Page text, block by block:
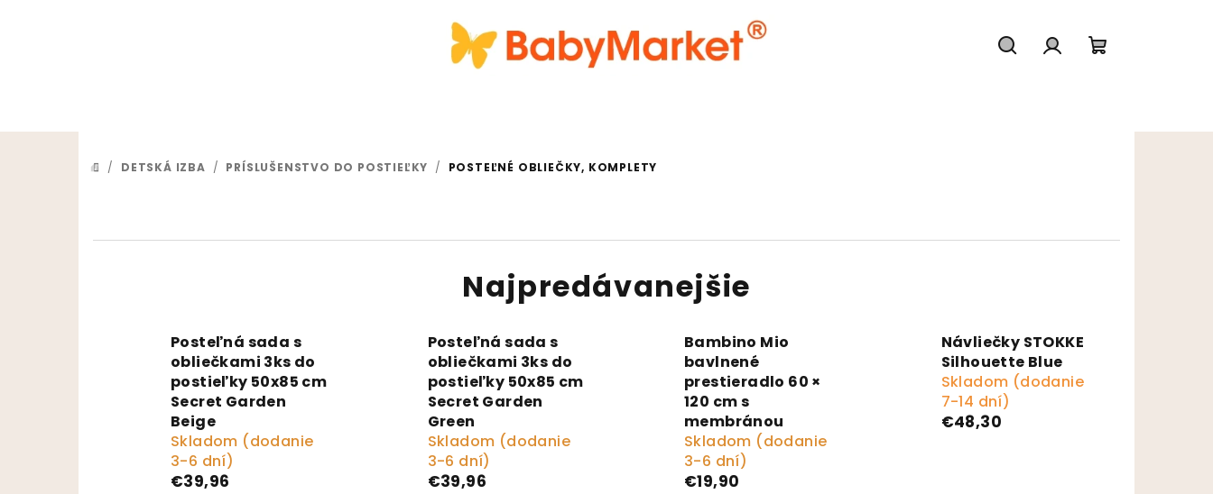
DOMOV
/ DETSKÁ IZBA / PRÍSLUŠENSTVO DO POSTIEĽKY / POSTEĽNÉ OBLIEČKY, KOMPLETY
Najpredávanejšie
Posteľná sada s
obliečkami 3ks do
postieľky 50x85 cm
Secret Garden
Beige
Skladom (dodanie
3-6 dní)
€39,96
Posteľná sada s
obliečkami 3ks do
postieľky 50x85 cm
Secret Garden
Green
Skladom (dodanie
3-6 dní)
€39,96
Bambino Mio
bavlnené
prestieradlo 60 ×
120 cm s
membránou
Skladom (dodanie
3-6 dní)
€19,90
Návliečky STOKKE
Silhouette Blue
Skladom (dodanie
7-14 dní)
€48,30